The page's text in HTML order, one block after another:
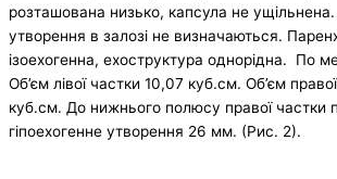
розташована низько, капсула не ущільнена.
утворення в залозі не визначаються.
ізоехогенна, ехоструктура однорідна. По
Об’єм лівої частки 10,07 куб.см. Об’єм
куб.см. До нижнього полюсу правої частки
гіпоехогенне утворення 26 мм. (Рис. 2).